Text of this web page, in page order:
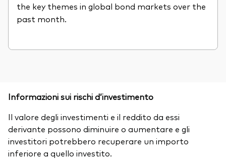
the key themes in global bond markets over the
past month.
Informazioni sui rischi d’investimento
Il valore degli investimenti e il reddito da essi
derivante possono diminuire o aumentare e gli
investitori potrebbero recuperare un importo
inferiore a quello investito.